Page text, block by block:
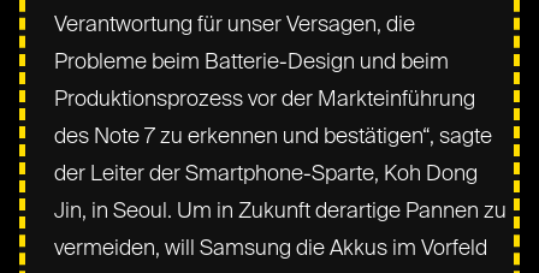
Verantwortung für unser Versagen, die
Probleme beim Batterie-Design und beim
Produktionsprozess vor der Markteinführung
des Note 7 zu erkennen und bestätigen“, sagte
der Leiter der Smartphone-Sparte, Koh Dong
Jin, in Seoul. Um in Zukunft derartige Pannen zu
vermeiden, will Samsung die Akkus im Vorfeld